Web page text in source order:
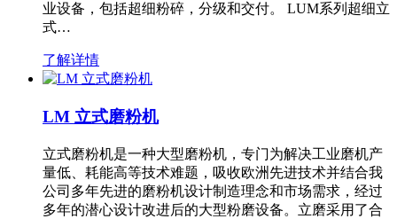
业设备，包括超细粉碎，分级和交付。 LUM系列超细立
式…
了解详情
LM 立式磨粉机
立式磨粉机是一种大型磨粉机，专门为解决工业磨机产
量低、耗能高等技术难题，吸收欧洲先进技术并结合我
公司多年先进的磨粉机设计制造理念和市场需求，经过
多年的潜心设计改进后的大型粉磨设备。立磨采用了合